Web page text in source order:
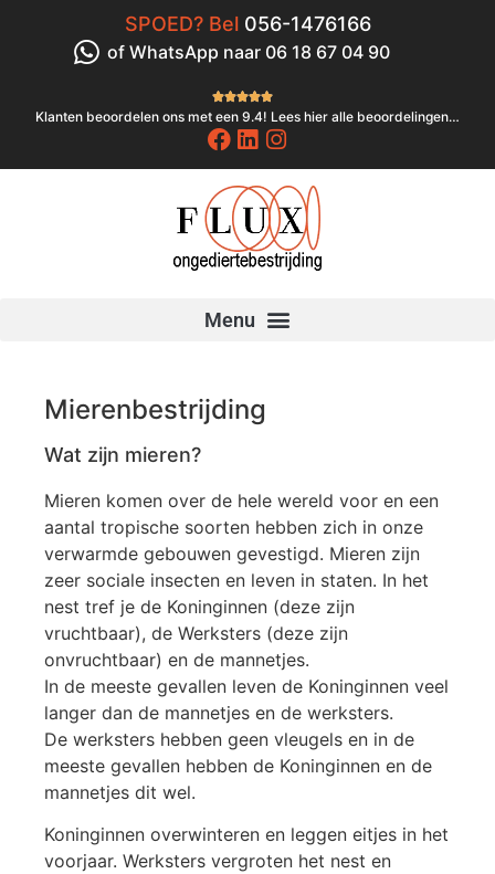
SPOED? Bel056-1476166
of WhatsApp naar 06 18 67 04 90

Klanten beoordelen ons met een 9.4! Lees hier alle beoordelingen…
Mierenbestrijding
Wat zijn mieren?
Mieren komen over de hele wereld voor en een
aantal tropische soorten hebben zich in onze
verwarmde gebouwen gevestigd. Mieren zijn
zeer sociale insecten en leven in staten. In het
nest tref je de Koninginnen (deze zijn
vruchtbaar), de Werksters (deze zijn
onvruchtbaar) en de mannetjes.
In de meeste gevallen leven de Koninginnen veel
langer dan de mannetjes en de werksters.
De werksters hebben geen vleugels en in de
meeste gevallen hebben de Koninginnen en de
mannetjes dit wel.
Koninginnen overwinteren en leggen eitjes in het
voorjaar. Werksters vergroten het nest en